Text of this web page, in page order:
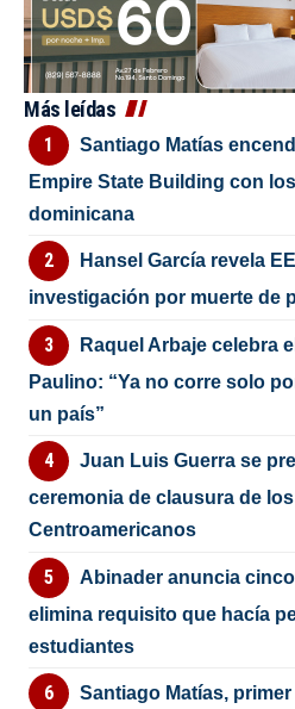
Más leídas
Santiago Matías
Empire State Building con
dominicana
Hansel García revela
investigación por muerte de
Raquel Arbaje celebra
Paulino: “Ya no corre solo
un país”
Juan Luis Guerra se
ceremonia de clausura de
Centroamericanos
Abinader anuncia
elimina requisito que hacía
estudiantes
Santiago Matías,